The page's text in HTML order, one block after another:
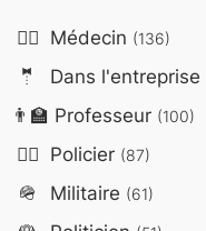
👨‍⚕️ Médecin (136)
🤵 Dans l'entreprise
👨‍🏫 Professeur (100)
👮‍♂️ Policier (87)
🪖 Militaire (61)